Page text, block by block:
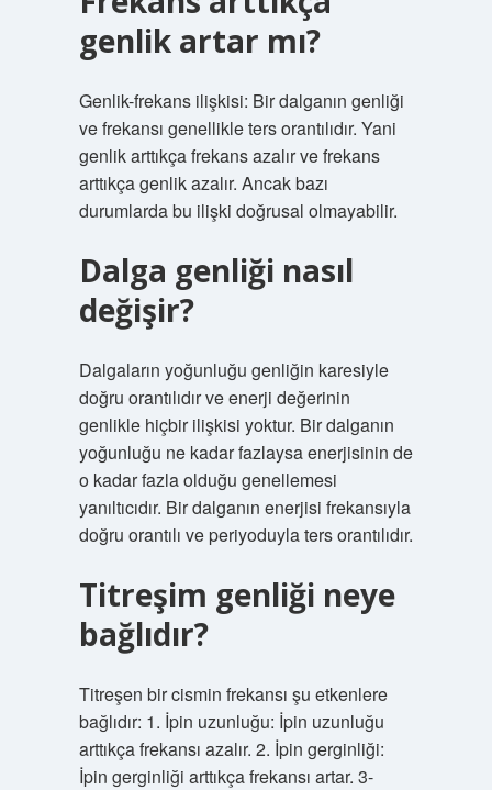
genlik artar mı?
Genlik-frekans ilişkisi: Bir dalganın genliği
ve frekansı genellikle ters orantılıdır. Yani
genlik arttıkça frekans azalır ve frekans
arttıkça genlik azalır. Ancak bazı
durumlarda bu ilişki doğrusal olmayabilir.
Dalga genliği nasıl
değişir?
Dalgaların yoğunluğu genliğin karesiyle
doğru orantılıdır ve enerji değerinin
genlikle hiçbir ilişkisi yoktur. Bir dalganın
yoğunluğu ne kadar fazlaysa enerjisinin de
o kadar fazla olduğu genellemesi
yanıltıcıdır. Bir dalganın enerjisi frekansıyla
doğru orantılı ve periyoduyla ters orantılıdır.
Titreşim genliği neye
bağlıdır?
Titreşen bir cismin frekansı şu etkenlere
bağlıdır: 1. İpin uzunluğu: İpin uzunluğu
arttıkça frekansı azalır. 2. İpin gerginliği:
İpin gerginliği arttıkça frekansı artar. 3-